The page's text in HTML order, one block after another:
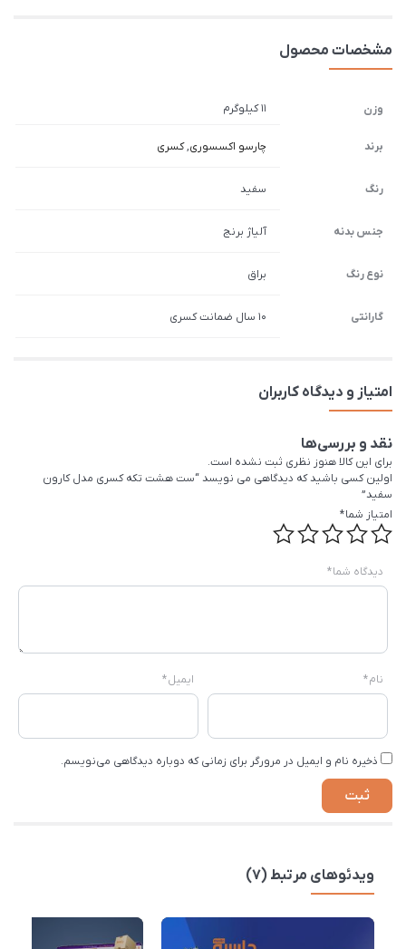
مشخصات محصول
وزن 11 کیلوگرم
برند چارسو اکسسوری,کسری
رنگ سفید
جنس بدنه آلیاژ برنج
نوع رنگ براق
گارانتی 10 سال ضمانت کسری
امتیاز و دیدگاه کاربران
نقد و بررسی‌ها
برای این کالا هنوز نظری ثبت نشده است.
اولین کسی باشید که دیدگاهی می نویسد “ست هشت تکه کسری مدل کارون
سفید”
امتیاز شما*
دیدگاه شما*
نام* ایمیل*
ذخیره نام و ایمیل در مرورگر برای زمانی که دوباره دیدگاهی می‌نویسم.
ویدئوهای مرتبط (7)